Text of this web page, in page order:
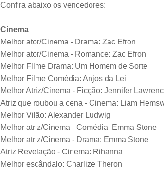
Confira abaixo os vencedores:
Cinema
Melhor ator/Cinema - Drama: Zac Efron
Melhor ator/Cinema - Romance: Zac Efron
Melhor Filme Drama: Um Homem de Sorte
Melhor Filme Comédia: Anjos da Lei
Melhor Atriz/Cinema - Ficção: Jennifer
Atriz que roubou a cena - Cinema: Liam
Melhor Vilão: Alexander Ludwig
Melhor atriz/Cinema - Comédia: Emma Stone
Melhor atriz/Cinema - Drama: Emma Stone
Atriz Revelação - Cinema: Rihanna
Melhor escândalo: Charlize Theron